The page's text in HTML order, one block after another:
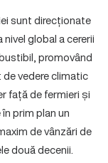
sunt direcționate
global a cererii
promovând
vedere climatic
față de fermieri și
prim plan un
de vânzări de
două decenii.